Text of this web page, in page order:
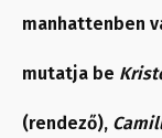
manhattenben
mutatja be
(rendező),